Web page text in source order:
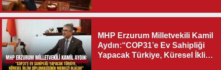
MHP Erzurum Milletvekili Kamil
Aydın:“COP31’e Ev Sahipliği
Yapacak Türkiye, Küresel İklim